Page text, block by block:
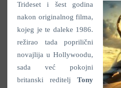
Trideset i šest godina
nakon originalnog filma,
kojeg je te daleke 1986.
režirao tada poprilični
novajlija u Hollywoodu,
sada već pokojni
britanski reditelj Tony